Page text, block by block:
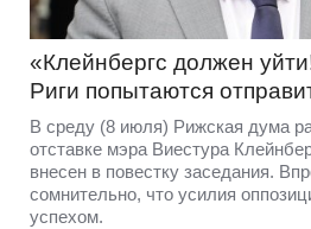
«Клейнбергс должен
Риги попытаются
В среду (8 июля) Рижская дума
отставке мэра Виестура
внесен в повестку заседания.
сомнительно, что усилия
успехом.